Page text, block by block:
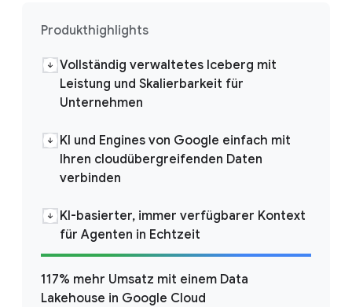
Produkthighlights
Vollständig verwaltetes Iceberg mit
Leistung und Skalierbarkeit für
Unternehmen
KI und Engines von Google einfach mit
Ihren cloudübergreifenden Daten
verbinden
KI-basierter, immer verfügbarer Kontext
für Agenten in Echtzeit
117% mehr Umsatz mit einem Data
Lakehouse in Google Cloud